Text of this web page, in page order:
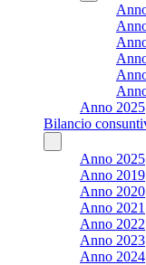
Anno 2025
Bilancio
Anno 2025
Anno 2019
Anno 2020
Anno 2021
Anno 2022
Anno 2023
Anno 2024